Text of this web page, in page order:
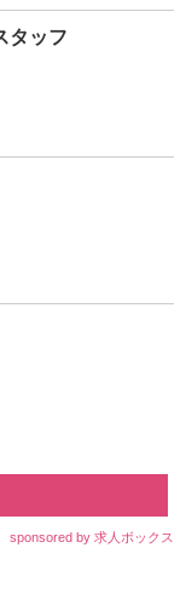
タッフ
sponsored by 求人ボックス